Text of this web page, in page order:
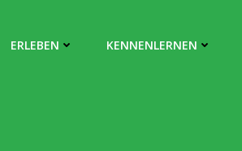
ERLEBEN KENNENLERNEN